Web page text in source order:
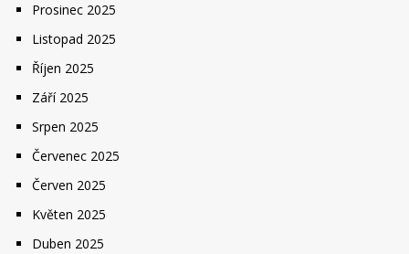
Prosinec 2025
Listopad 2025
Říjen 2025
Září 2025
Srpen 2025
Červenec 2025
Červen 2025
Květen 2025
Duben 2025